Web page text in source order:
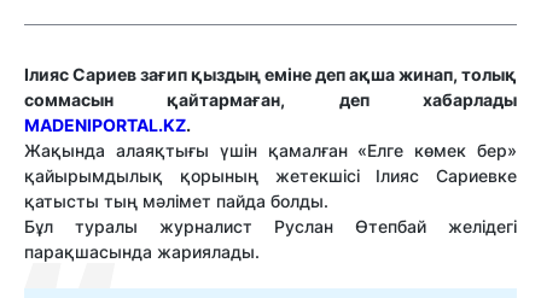
Ілияс Сариев зағип қыздың еміне деп ақша жинап, толық
соммасын қайтармаған, деп хабарлады
MADENIPORTAL.KZ.
Жақында алаяқтығы үшін қамалған «Елге көмек бер»
қайырымдылық қорының жетекшісі Ілияс Сариевке
қатысты тың мәлімет пайда болды.
Бұл туралы журналист Руслан Өтепбай желідегі
парақшасында жариялады.